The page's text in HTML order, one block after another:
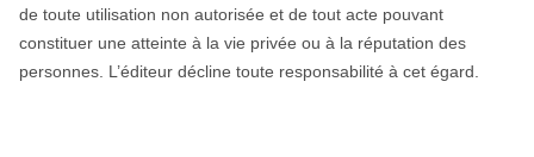
de toute utilisation non autorisée et de tout acte pouvant
constituer une atteinte à la vie privée ou à la réputation des
personnes. L’éditeur décline toute responsabilité à cet égard.